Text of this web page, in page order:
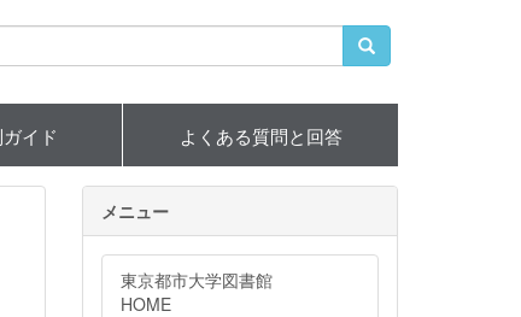
イド よくある質問と回答
メニュー
東京都市大学図書館
HOME